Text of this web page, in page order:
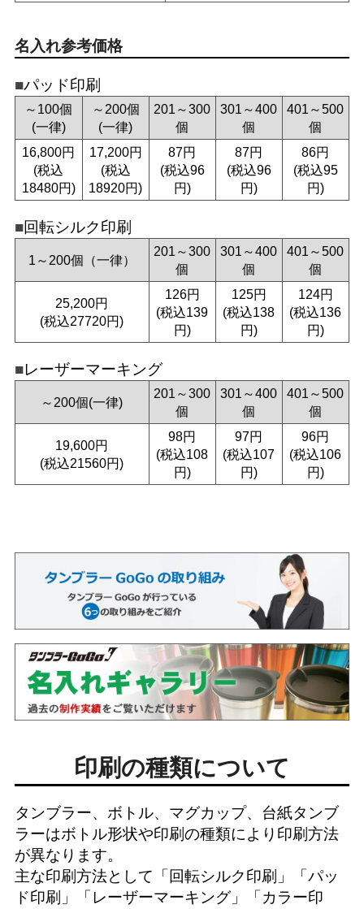
名入れ参考価格
パッド印刷
～100個
(一律)
～200個
(一律)
201～300
個
301～400
個
401～500
個
16,800円
(税込
18480円)
17,200円
(税込
18920円)
87円
(税込96
円)
87円
(税込96
円)
86円
(税込95
円)
回転シルク印刷
1～200個（一律）
201～300
個
301～400
個
401～500
個
25,200円
(税込27720円)
126円
(税込139
円)
125円
(税込138
円)
124円
(税込136
円)
レーザーマーキング
～200個(一律)
201～300
個
301～400
個
401～500
個
19,600円
(税込21560円)
98円
(税込108
円)
97円
(税込107
円)
96円
(税込106
円)
印刷の種類について
タンブラー、ボトル、マグカップ、台紙タンブ
ラーはボトル形状や印刷の種類により印刷方法
が異なります。
主な印刷方法として「 回転シルク印刷 」「 パッ
ド印刷 」「 レーザーマーキング」「 カラー印